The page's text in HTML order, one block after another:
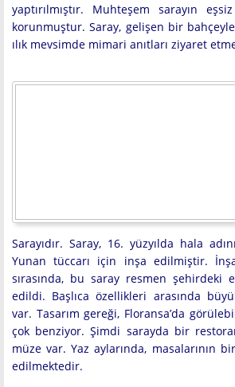
yaptırılmıştır. Muhteşem sarayın
korunmuştur. Saray, gelişen bir
ılık mevsimde mimari anıtları ziyaret
Sarayıdır. Saray, 16. yüzyılda hala
Yunan tüccarı için inşa edilmiştir.
sırasında, bu saray resmen şehirdeki
edildi. Başlıca özellikleri arasında
var. Tasarım gereği, Floransa’da
çok benziyor. Şimdi sarayda bir
müze var. Yaz aylarında, masalarının
edilmektedir.